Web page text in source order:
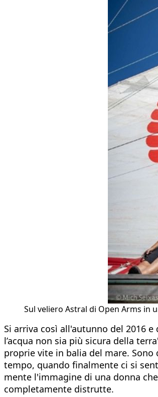
Sul veliero Astral di Open Arms in
Si arriva così all'autunno del 2016
l’acqua non sia più sicura della
proprie vite in balia del mare.
tempo, quando finalmente ci si
mente l'immagine di una donna
completamente distrutte.